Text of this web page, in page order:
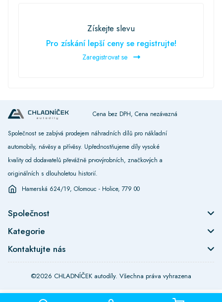
Získejte slevu
Pro získání lepší ceny se registrujte!
Zaregistrovat se
Cena bez DPH, Cena nezávazná
Společnost se zabývá prodejem náhradních dílů pro nákladní
automobily, návěsy a přívěsy. Upřednostňujeme díly vysoké
kvality od dodavatelů převážně prvovýrobních, značkových a
originálních s dlouholetou historií.
Hamerská 624/19, Olomouc - Holice, 779 00
Společnost
Kategorie
Kontaktujte nás
©2026 CHLADNÍČEK autodíly. Všechna práva vyhrazena